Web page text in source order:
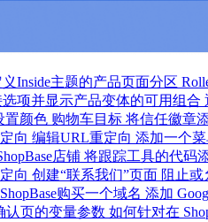
义Inside主题的产品页面分区
项并显示产品变体的可用组合
颜色 购物车目标 将信任徽章
向 编辑URL重定向 添加一个
店铺 将跟踪工具的代码
向 创建“联系我们”页面 阻止
购买一个域名 添加
认页的变量参数 如何针对在